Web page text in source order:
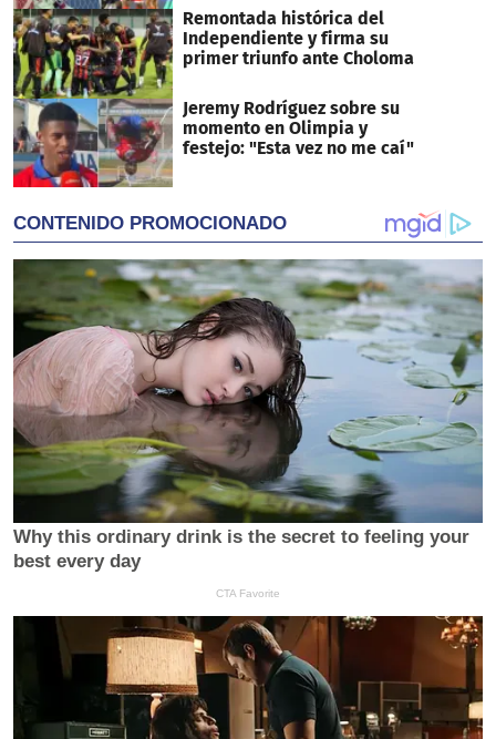
Remontada histórica del
Independiente y firma su
primer triunfo ante Choloma
Jeremy Rodríguez sobre su
momento en Olimpia y
festejo: "Esta vez no me caí"